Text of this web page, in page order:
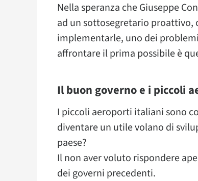
Nella speranza che Giuseppe
ad un sottosegretario proattivo,
implementarle, uno dei
affrontare il prima possibile è
Il buon governo e i piccoli
I piccoli aeroporti italiani sono
diventare un utile volano di
paese?
Il non aver voluto rispondere
dei governi precedenti.